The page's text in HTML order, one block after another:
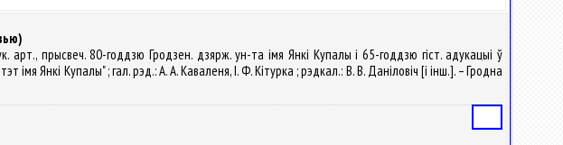
прысвеч. 80-годдзю Гродзен. дзярж. ун-та імя Янкі Купалы і 65-годдзю гіст. адукацыі ў
Янкі Купалы" ; гал. рэд.: А. А. Каваленя, І. Ф. Кітурка ; рэдкал.: В. В. Даніловіч [і інш.]. – Гродна